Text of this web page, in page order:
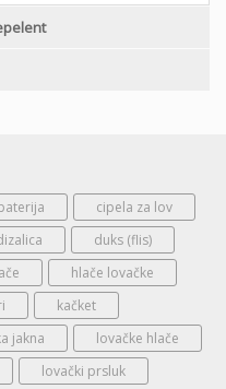
cipela za lov
duks (flis)
hlače lovačke
kačket
jakna
lovačke hlače
lovački prsluk